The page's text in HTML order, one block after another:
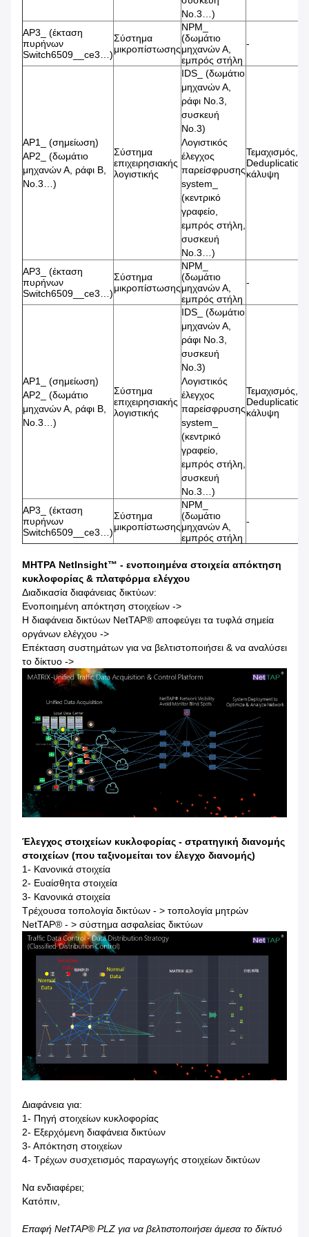
No.3…)
AP3_ (έκταση
πυρήνων
Switch6509__ce3…)
Σύστημα
μικροπίστωσης
NPM_
(δωμάτιο
μηχανών Α,
εμπρός στήλη
-
AP1_ (σημείωση)
AP2_ (δωμάτιο
μηχανών Α, ράφι Β,
No.3…)
Σύστημα
επιχειρησιακής
λογιστικής
IDS_ (δωμάτιο
μηχανών Α,
ράφι No.3,
συσκευή
No.3)
Λογιστικός
έλεγχος
παρείσφρυσης
system_
(κεντρικό
γραφείο,
εμπρός στήλη,
συσκευή
No.3…)
Τεμαχισμός,
Deduplication,
κάλυψη
AP3_ (έκταση
πυρήνων
Switch6509__ce3…)
Σύστημα
μικροπίστωσης
NPM_
(δωμάτιο
μηχανών Α,
εμπρός στήλη
-
AP1_ (σημείωση)
AP2_ (δωμάτιο
μηχανών Α, ράφι Β,
No.3…)
Σύστημα
επιχειρησιακής
λογιστικής
IDS_ (δωμάτιο
μηχανών Α,
ράφι No.3,
συσκευή
No.3)
Λογιστικός
έλεγχος
παρείσφρυσης
system_
(κεντρικό
γραφείο,
εμπρός στήλη,
συσκευή
No.3…)
Τεμαχισμός,
Deduplication,
κάλυψη
AP3_ (έκταση
πυρήνων
Switch6509__ce3…)
Σύστημα
μικροπίστωσης
NPM_
(δωμάτιο
μηχανών Α,
εμπρός στήλη
-
ΜΗΤΡΑ NetInsight™ - ενοποιημένα στοιχεία απόκτηση
κυκλοφορίας & πλατφόρμα ελέγχου
Διαδικασία διαφάνειας δικτύων:
Ενοποιημένη απόκτηση στοιχείων ->
Η διαφάνεια δικτύων NetTAP® αποφεύγει τα τυφλά σημεία
οργάνων ελέγχου ->
Επέκταση συστημάτων για να βελτιστοποιήσει & να αναλύσει
το δίκτυο ->
Έλεγχος στοιχείων κυκλοφορίας - στρατηγική διανομής
στοιχείων (που ταξινομείται τον έλεγχο διανομής)
1- Κανονικά στοιχεία
2- Ευαίσθητα στοιχεία
3- Κανονικά στοιχεία
Τρέχουσα τοπολογία δικτύων - > τοπολογία μητρών
NetTAP® - > σύστημα ασφαλείας δικτύων
Διαφάνεια για:
1- Πηγή στοιχείων κυκλοφορίας
2- Εξερχόμενη διαφάνεια δικτύων
3- Απόκτηση στοιχείων
4- Τρέχων συσχετισμός παραγωγής στοιχείων δικτύων
Να ενδιαφέρει;
Κατόπιν,
Επαφή NetTAP® PLZ για να βελτιστοποιήσει άμεσα το δίκτυό